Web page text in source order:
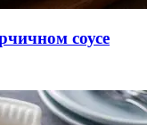
соусе